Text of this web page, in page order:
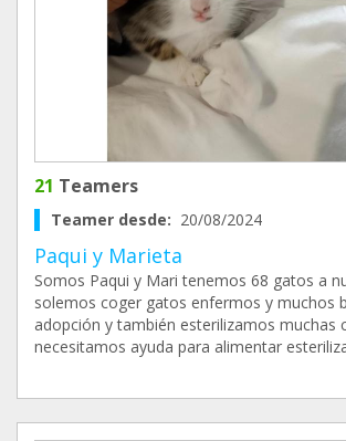
21 Teamers
Teamer desde: 20/08/2024
Paqui y Marieta
Somos Paqui y Mari tenemos 68 gatos a
solemos coger gatos enfermos y muchos
adopción y también esterilizamos muchas
necesitamos ayuda para alimentar